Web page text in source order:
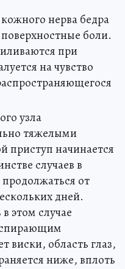
нерва бедра
боли.
при
на чувство
узла
тяжелыми
приступ начинается
случаев в
от
дней.
этом случае
виски, область глаз,
ниже, вплоть